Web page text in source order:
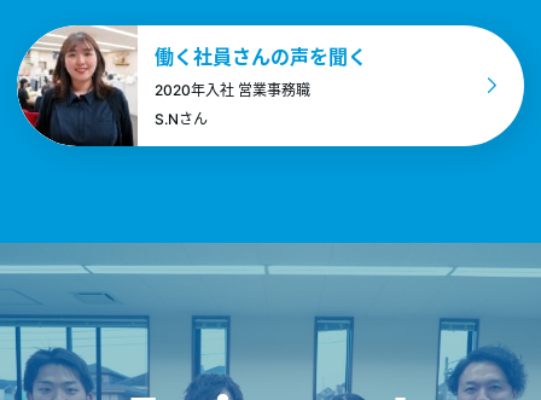
働く社員さんの声を聞く
2020年入社 営業事務職
S.Nさん